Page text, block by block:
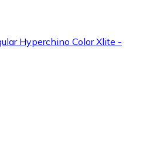
Hyperchino Color Xlite -